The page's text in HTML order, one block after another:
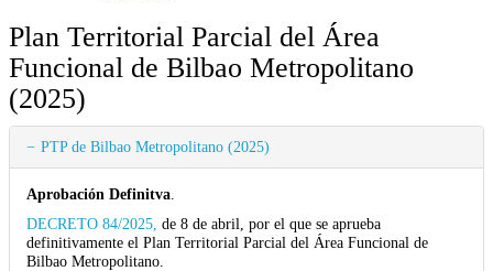
Plan Territorial Parcial del Área
Funcional de Bilbao Metropolitano
(2025)
PTP de Bilbao Metropolitano (2025)
Aprobación Definitva
DECRETO 84/2025, de 8 de abril, por el que se aprueba
definitivamente el Plan Territorial Parcial del Área Funcional de
Bilbao Metropolitano.